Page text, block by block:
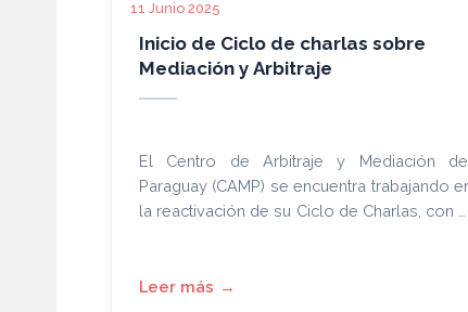
11 Junio 2025
Inicio de Ciclo de charlas sobre
Mediación y Arbitraje
El Centro de Arbitraje y Mediación
Paraguay (CAMP) se encuentra trabajando
la reactivación de su Ciclo de Charlas, con el
alternativos de resolución de conflictos, en